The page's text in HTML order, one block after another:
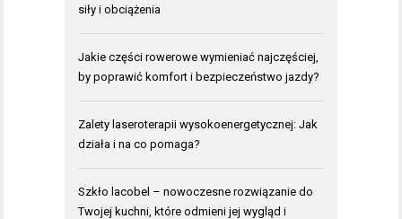
siły i obciążenia
Jakie części rowerowe wymieniać najczęściej,
by poprawić komfort i bezpieczeństwo jazdy?
Zalety laseroterapii wysokoenergetycznej: Jak
działa i na co pomaga?
Szkło lacobel – nowoczesne rozwiązanie do
Twojej kuchni, które odmieni jej wygląd i